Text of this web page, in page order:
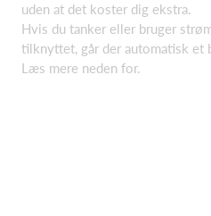
uden at det koster dig ekstra.
Hvis du tanker eller bruger
tilknyttet, går der automatisk et
Læs mere neden for.